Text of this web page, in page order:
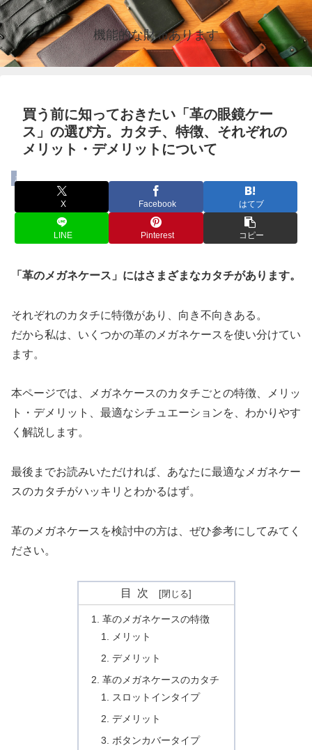
機能的な財布あります
買う前に知っておきたい「革の眼鏡ケー
ス」の選び方。カタチ、特徴、それぞれの
メリット・デメリットについて
まとめ
X Facebook はてブ
LINE Pinterest コピー
「革のメガネケース」にはさまざまなカタチがあります。
それぞれのカタチに特徴があり、向き不向きある。
だから私は、いくつかの革のメガネケースを使い分けてい
ます。
本ページでは、メガネケースのカタチごとの特徴、メリッ
ト・デメリット、最適なシチュエーションを、わかりやす
く解説します。
最後までお読みいただければ、あなたに最適なメガネケー
スのカタチがハッキリとわかるはず。
革のメガネケースを検討中の方は、ぜひ参考にしてみてく
ださい。
目次
革のメガネケースの特徴
メリット
デメリット
革のメガネケースのカタチ
スロットインタイプ
デメリット
ボタンカバータイプ